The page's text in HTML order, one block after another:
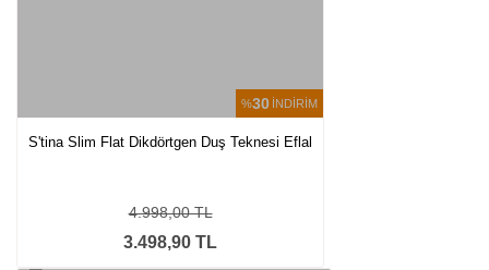
%30 İNDİRİM
S'tina Slim Flat Dikdörtgen Duş Teknesi Eflal
3.498,90 TL
4.998,00 TL